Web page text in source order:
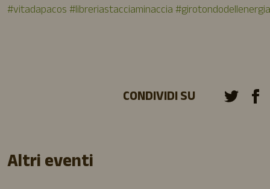
#vitadapacos#libreriastacciaminaccia#girotondodellenergia
CONDIVIDI SU
Altri eventi